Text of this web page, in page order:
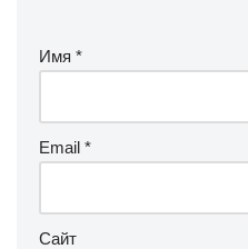
Имя *
Email *
Сайт